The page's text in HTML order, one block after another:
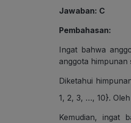
Jawaban: C
Pembahasan:
Ingat bahwa
anggota himpunan
Diketahui
1, 2, 3, …, 10}.
Kemudian, ingat